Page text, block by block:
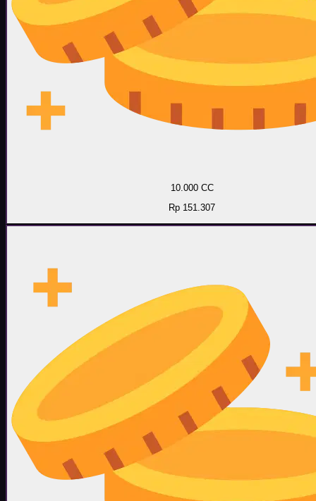
10.000 CC
Rp 151.307